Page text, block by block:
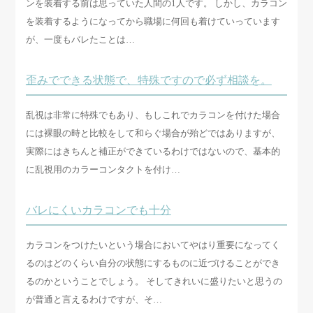
ンを装着する前は思っていた人間の1人です。 しかし、カラコン
を装着するようになってから職場に何回も着けていっています
が、一度もバレたことは…
歪みでできる状態で、特殊ですので必ず相談を。
乱視は非常に特殊でもあり、もしこれでカラコンを付けた場合
には裸眼の時と比較をして和らぐ場合が殆どではありますが、
実際にはきちんと補正ができているわけではないので、基本的
に乱視用のカラーコンタクトを付け…
バレにくいカラコンでも十分
カラコンをつけたいという場合においてやはり重要になってく
るのはどのくらい自分の状態にするものに近づけることができ
るのかということでしょう。 そしてきれいに盛りたいと思うの
が普通と言えるわけですが、そ…